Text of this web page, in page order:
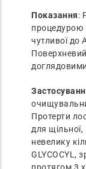
Показання:
процедурою
чутливої до
Протерти
для
невелику
GLYCOCYL,
протягом 3